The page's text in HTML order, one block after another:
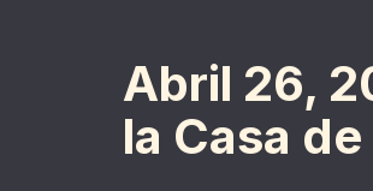
Abril 26,
la Casa